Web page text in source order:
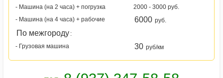
- Машина (на 2 часа) + погрузка
2000 - 3000 руб.
- Машина (на 4 часа) + рабочие
6000 руб.
По межгороду :
- Грузовая машина
30 руб/км